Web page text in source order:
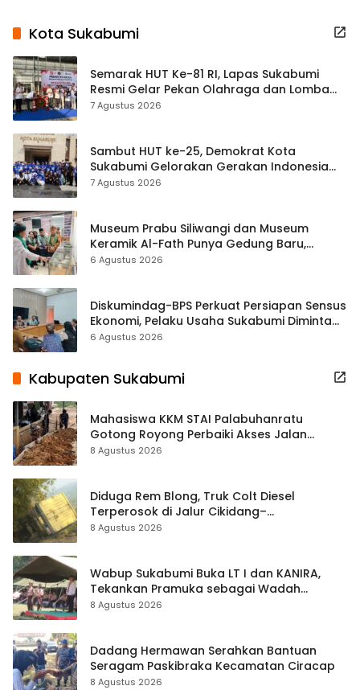
Kota Sukabumi
Semarak HUT Ke-81 RI, Lapas Sukabumi
Resmi Gelar Pekan Olahraga dan Lomba
Tradisional
7 Agustus 2026
Sambut HUT ke-25, Demokrat Kota
Sukabumi Gelorakan Gerakan Indonesia
ASRI Lewat Aksi Bersih Masjid Agung
7 Agustus 2026
Museum Prabu Siliwangi dan Museum
Keramik Al-Fath Punya Gedung Baru,
Hampir 500 Koleksi Dipisahkan
6 Agustus 2026
Diskumindag-BPS Perkuat Persiapan Sensus
Ekonomi, Pelaku Usaha Sukabumi Diminta
Terbuka Beri Data
6 Agustus 2026
Kabupaten Sukabumi
Mahasiswa KKM STAI Palabuhanratu
Gotong Royong Perbaiki Akses Jalan
Majelis Ta’lim di Sagaranten
8 Agustus 2026
Diduga Rem Blong, Truk Colt Diesel
Terperosok di Jalur Cikidang–
Palabuhanratu
8 Agustus 2026
Wabup Sukabumi Buka LT I dan KANIRA,
Tekankan Pramuka sebagai Wadah
Pembentukan Karakter
8 Agustus 2026
Dadang Hermawan Serahkan Bantuan
Seragam Paskibraka Kecamatan Ciracap
8 Agustus 2026